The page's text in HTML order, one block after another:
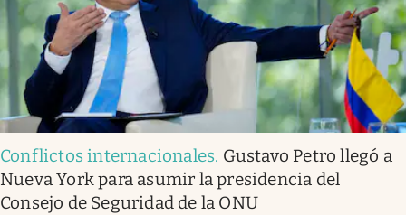
Conflictos internacionales. Gustavo Petro llegó a
Nueva York para asumir la presidencia del
Consejo de Seguridad de la ONU